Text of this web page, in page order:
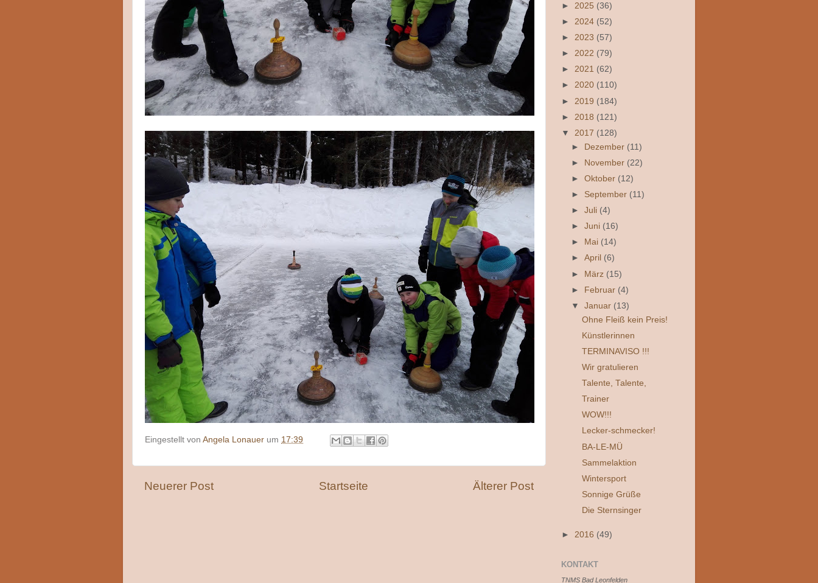
Eingestellt von Angela Lonauer um 17:39
Neuerer Post Älterer Post
Startseite
► 2025 (36)
► 2024 (52)
► 2023 (57)
► 2022 (79)
► 2021 (62)
► 2020 (110)
► 2019 (184)
► 2018 (121)
▼ 2017 (128)
► Dezember (11)
► November (22)
►Oktober (12)
► September (11)
►Juli (4)
►Juni (16)
►
Mai (14)
►April (6)
► März (15)
► Februar (4)
▼Januar (13)
Ohne Fleiß kein Preis!
Künstlerinnen
TERMINAVISO !!!
Wir gratulieren
Talente, Talente,
Trainer
WOW!!!
Lecker-schmecker!
BA-LE-MÜ
Sammelaktion
Wintersport
Sonnige Grüße
Die Sternsinger
► 2016 (49)
KONTAKT
TNMS Bad Leonfelden